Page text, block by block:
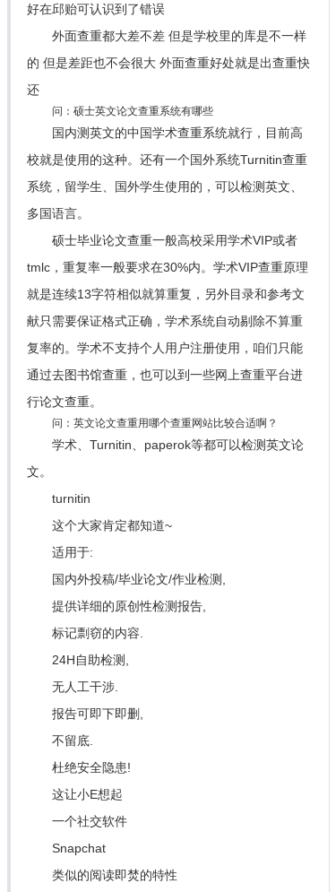
好在邱贻可认识到了错误
外面查重都大差不差 但是学校里的库是不一样
的 但是差距也不会很大 外面查重好处就是出查重快
还
问：硕士英文论文查重系统有哪些
国内测英文的中国学术查重系统就行，目前高
校就是使用的这种。还有一个国外系统Turnitin查重
系统，留学生、国外学生使用的，可以检测英文、
多国语言。
硕士毕业论文查重一般高校采用学术VIP或者
tmlc，重复率一般要求在30%内。学术VIP查重原理
就是连续13字符相似就算重复，另外目录和参考文
献只需要保证格式正确，学术系统自动剔除不算重
复率的。学术不支持个人用户注册使用，咱们只能
通过去图书馆查重，也可以到一些网上查重平台进
行论文查重。
问：英文论文查重用哪个查重网站比较合适啊？
学术、Turnitin、paperok等都可以检测英文论
文。
turnitin
这个大家肯定都知道~
适用于:
国内外投稿/毕业论文/作业检测,
提供详细的原创性检测报告,
标记剽窃的内容.
24H自助检测,
无人工干涉.
报告可即下即删,
不留底.
杜绝安全隐患!
这让小E想起
一个社交软件
Snapchat
类似的阅读即焚的特性